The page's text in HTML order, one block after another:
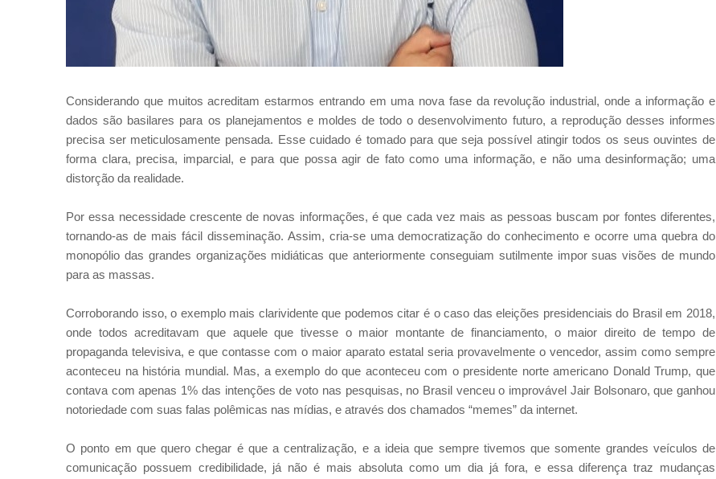
Considerando que muitos acreditam estarmos entrando em uma nova fase da revolução industrial, onde a informação e
dados são basilares para os planejamentos e moldes de todo o desenvolvimento futuro, a reprodução desses informes
precisa ser meticulosamente pensada. Esse cuidado é tomado para que seja possível atingir todos os seus ouvintes de
forma clara, precisa, imparcial, e para que possa agir de fato como uma informação, e não uma desinformação; uma
distorção da realidade.
Por essa necessidade crescente de novas informações, é que cada vez mais as pessoas buscam por fontes diferentes,
tornando-as de mais fácil disseminação. Assim, cria-se uma democratização do conhecimento e ocorre uma quebra do
monopólio das grandes organizações midiáticas que anteriormente conseguiam sutilmente impor suas visões de mundo
para as massas.
Corroborando isso, o exemplo mais clarividente que podemos citar é o caso das eleições presidenciais do Brasil em 2018,
onde todos acreditavam que aquele que tivesse o maior montante de financiamento, o maior direito de tempo de
propaganda televisiva, e que contasse com o maior aparato estatal seria provavelmente o vencedor, assim como sempre
aconteceu na história mundial. Mas, a exemplo do que aconteceu com o presidente norte americano Donald Trump, que
contava com apenas 1% das intenções de voto nas pesquisas, no Brasil venceu o improvável Jair Bolsonaro, que ganhou
notoriedade com suas falas polêmicas nas mídias, e através dos chamados “memes” da internet.
O ponto em que quero chegar é que a centralização, e a ideia que sempre tivemos que somente grandes veículos de
comunicação possuem credibilidade, já não é mais absoluta como um dia já fora, e essa diferença traz mudanças